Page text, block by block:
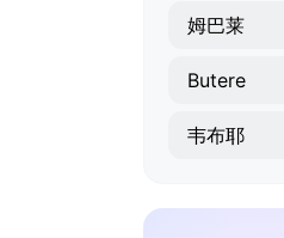
姆巴莱
Butere
韦布耶